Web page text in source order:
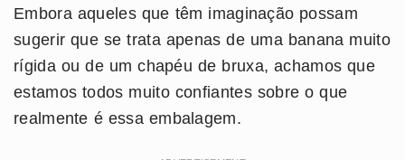
Embora aqueles que têm imaginação possam
sugerir que se trata apenas de uma banana muito
rígida ou de um chapéu de bruxa, achamos que
estamos todos muito confiantes sobre o que
realmente é essa embalagem.